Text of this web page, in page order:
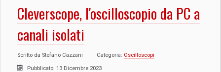
Cleverscope, l'oscilloscopio da PC a
canali isolati
Scritto da Stefano Cazzani Categoria: Oscilloscopi
Pubblicato: 13 Dicembre 2023